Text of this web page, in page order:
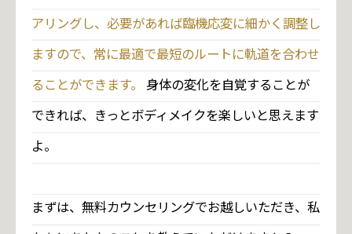
アリングし、必要があれば臨機応変に細かく調整し
ますので、常に最適で最短のルートに軌道を合わせ
ることができます。
身体の変化を自覚することが
できれば、きっとボディメイクを楽しいと思えます
よ。
まずは、無料カウンセリングでお越しいただき、私